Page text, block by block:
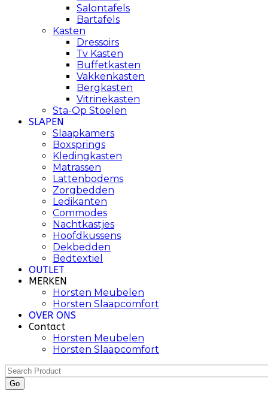
Salontafels
Bartafels
Kasten
Dressoirs
Tv Kasten
Buffetkasten
Vakkenkasten
Bergkasten
Vitrinekasten
Sta-Op Stoelen
SLAPEN
Slaapkamers
Boxsprings
Kledingkasten
Matrassen
Lattenbodems
Zorgbedden
Ledikanten
Commodes
Nachtkastjes
Hoofdkussens
Dekbedden
Bedtextiel
OUTLET
MERKEN
Horsten Meubelen
Horsten Slaapcomfort
OVER ONS
Contact
Horsten Meubelen
Horsten Slaapcomfort